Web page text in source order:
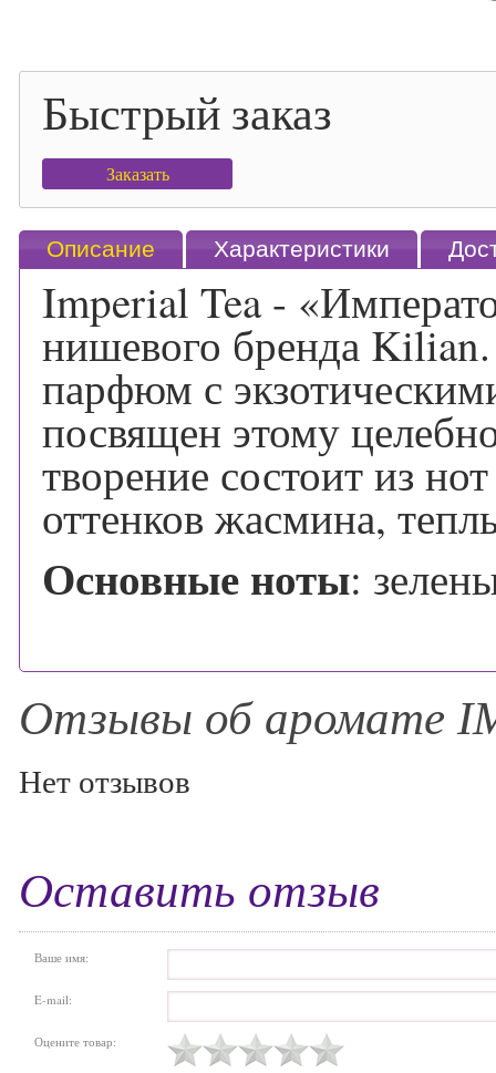
Быстрый заказ
Заказать
Описание Характеристики
Imperial Tea -
нишевого бренда
парфюм с
посвящен этому
творение состоит из
оттенков жасмина,
Основные ноты:
Отзывы об аромате
Нет отзывов
Оставить отзыв
Ваше имя:
E-mail:
Оцените товар: